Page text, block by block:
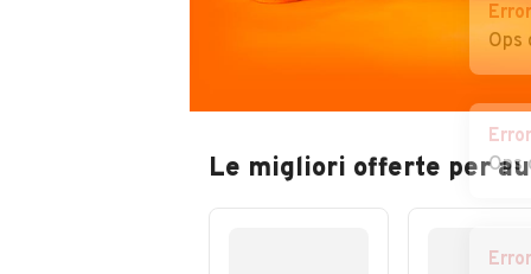
Le migliori offerte per
Error
Ops
Error
Ops
Error